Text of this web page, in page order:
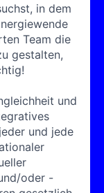
in dem
Team die
gestalten,
und
und jede
oder -